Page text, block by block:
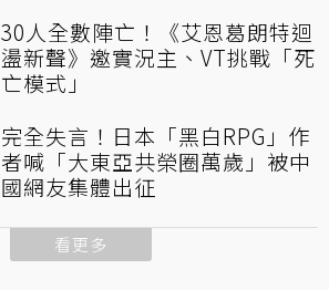
30人全數陣亡！《艾恩葛朗特迴
盪新聲》邀實況主、VT挑戰「死
亡模式」
完全失言！日本「黑白RPG」作
者喊「大東亞共榮圈萬歲」被中
國網友集體出征
看更多